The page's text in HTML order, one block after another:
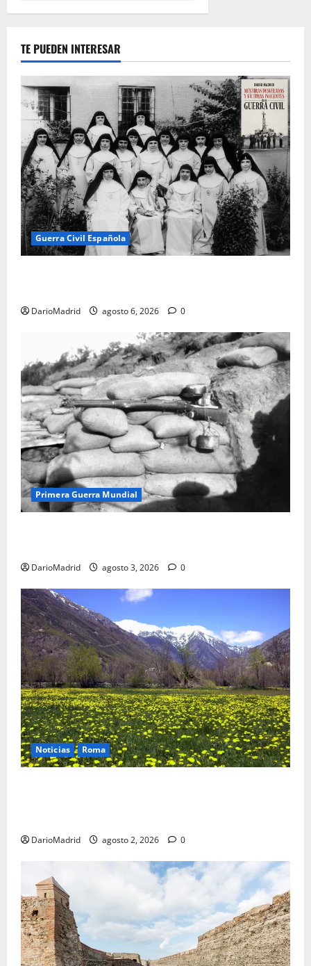
TE PUEDEN INTERESAR
Guerra Civil Española
DarioMadrid agosto 6, 2026 0
Primera Guerra Mundial
DarioMadrid agosto 3, 2026 0
Noticias Roma
DarioMadrid agosto 2, 2026 0